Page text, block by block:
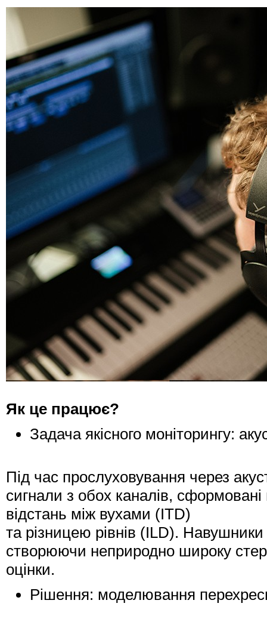
Як це працює?
Задача якісного моніторингу:
Під час прослуховування через
сигнали з обох каналів,
відстань між вухами (ITD)
та різницею рівнів (ILD).
створюючи неприродно широку
оцінки.
Рішення: моделювання